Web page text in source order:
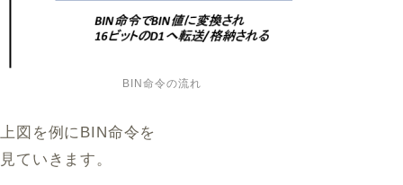
BIN命令の流れ
上図を例にBIN命令を
見ていきます。